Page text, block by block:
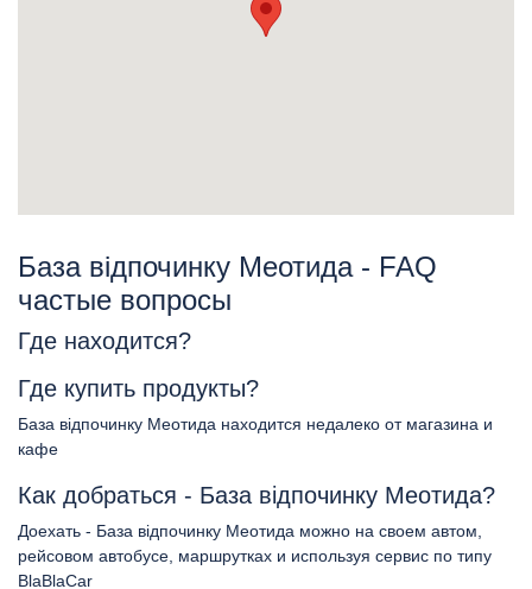
База відпочинку Меотида - FAQ
частые вопросы
Где находится?
Где купить продукты?
База відпочинку Меотида находится недалеко от магазина и
кафе
Как добраться - База відпочинку Меотида?
Доехать - База відпочинку Меотида можно на своем автом,
рейсовом автобусе, маршрутках и используя сервис по типу
BlaBlaCar